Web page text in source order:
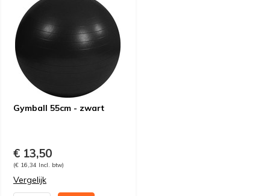
Gymball 55cm - zwart
€ 13,50
(€ 16,34 Incl. btw)
Vergelijk